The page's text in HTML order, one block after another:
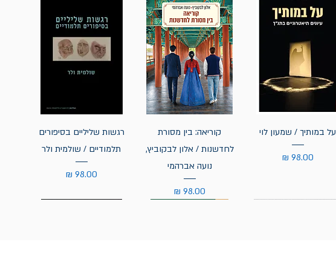
על במותיך / שמעון לוי
מחיר
קוריאה: בין מסורת
לחדשנות / אלון לבקוביץ,
נועה אברהמי
מחיר
רגשות שליליים בסיפורים
תלמודיים / שולמית ולר
מחיר